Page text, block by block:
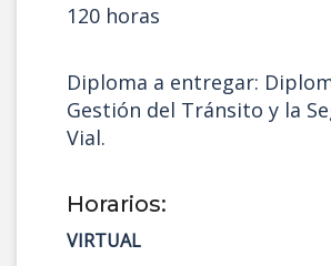
120 horas
Diploma a entregar:
Gestión del Tránsito y la
Vial.
Horarios:
VIRTUAL